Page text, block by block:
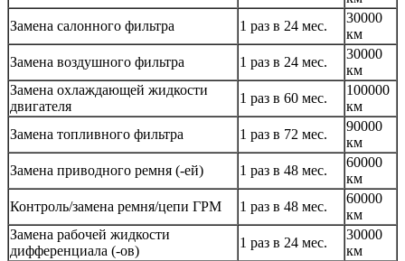
Замена салонного фильтра
1 раз в 24 мес.
30000
км
Замена воздушного фильтра
1 раз в 24 мес.
30000
км
Замена охлаждающей жидкости
двигателя
1 раз в 60 мес.
100000
км
Замена топливного фильтра
1 раз в 72 мес.
90000
км
Замена приводного ремня (-ей)
1 раз в 48 мес.
60000
км
Контроль/замена ремня/цепи ГРМ
1 раз в 48 мес.
60000
км
Замена рабочей жидкости
дифференциала (-ов)
1 раз в 24 мес.
30000
км